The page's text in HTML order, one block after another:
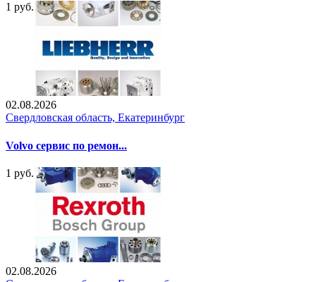
1 руб.
02.08.2026
Свердловская область, Екатеринбург
Volvo сервис по ремон...
1 руб.
02.08.2026